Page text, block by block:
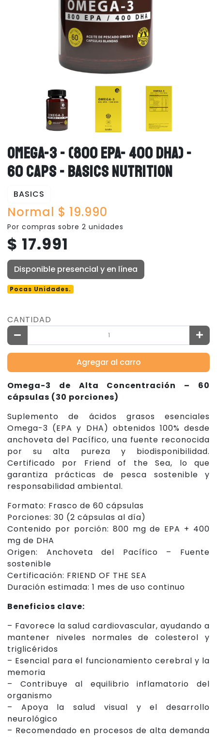
OMEGA-3 - (800 EPA- 400 DHA) -
60 CAPS - BASICS NUTRITION
BASICS
Normal $ 19.990
Por compras sobre 2 unidades
$ 17.991
Disponible presencial y en línea
Pocas Unidades.
CANTIDAD
Agregar al carro
Omega-3 de Alta Concentración – 60
cápsulas (30 porciones)
Suplemento de ácidos grasos esenciales
Omega-3 (EPA y DHA) obtenidos 100% desde
anchoveta del Pacífico, una fuente reconocida
por su alta pureza y biodisponibilidad.
Certificado por Friend of the Sea, lo que
garantiza prácticas de pesca sostenible y
responsabilidad ambiental.
Formato: Frasco de 60 cápsulas
Porciones: 30 (2 cápsulas al día)
Contenido por porción: 800 mg de EPA + 400
mg de DHA
Origen: Anchoveta del Pacífico – Fuente
sostenible
Certificación: FRIEND OF THE SEA
Duración estimada: 1 mes de uso continuo
Beneficios clave:
– Favorece la salud cardiovascular, ayudando a
mantener niveles normales de colesterol y
triglicéridos
– Esencial para el funcionamiento cerebral y la
memoria
– Contribuye al equilibrio inflamatorio del
organismo
– Apoya la salud visual y el desarrollo
neurológico
– Recomendado en procesos de alta demanda